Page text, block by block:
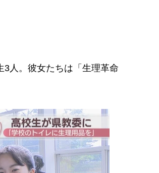
人。彼女たちは「生理革命